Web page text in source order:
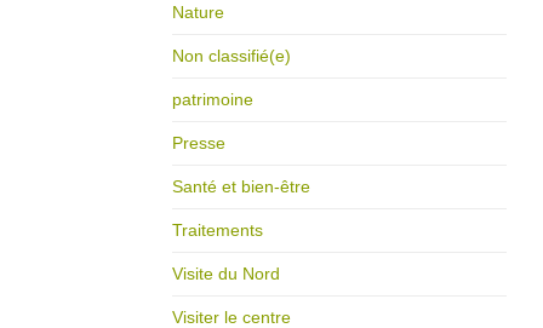
Nature
Non classifié(e)
patrimoine
Presse
Santé et bien-être
Traitements
Visite du Nord
Visiter le centre